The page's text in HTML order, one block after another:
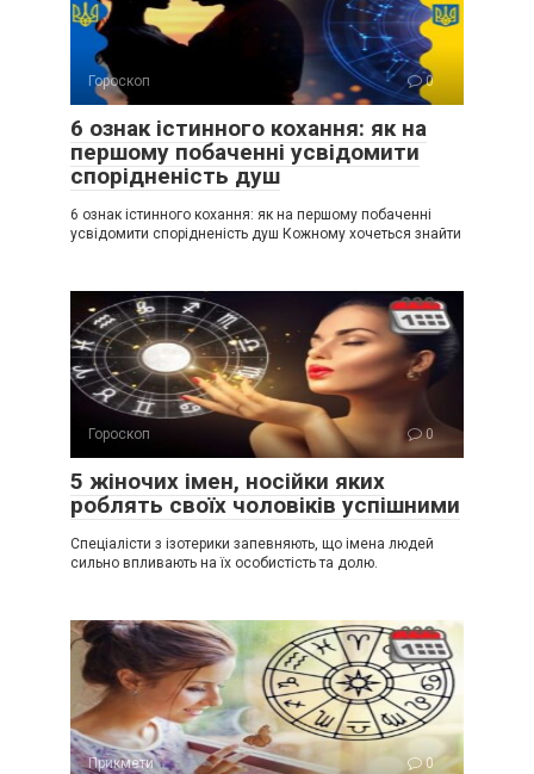
Гороскоп 0
6 ознак істинного кохання: як на
першому побаченні усвідомити
спорідненість душ
6 ознак істинного кохання: як на першому побаченні
усвідомити спорідненість душ Кожному хочеться знайти
Гороскоп 0
5 жіночих імен, носійки яких
роблять своїх чоловіків успішними
Спеціалісти з ізотерики запевняють, що імена людей
сильно впливають на їх особистість та долю.
Прикмети 0